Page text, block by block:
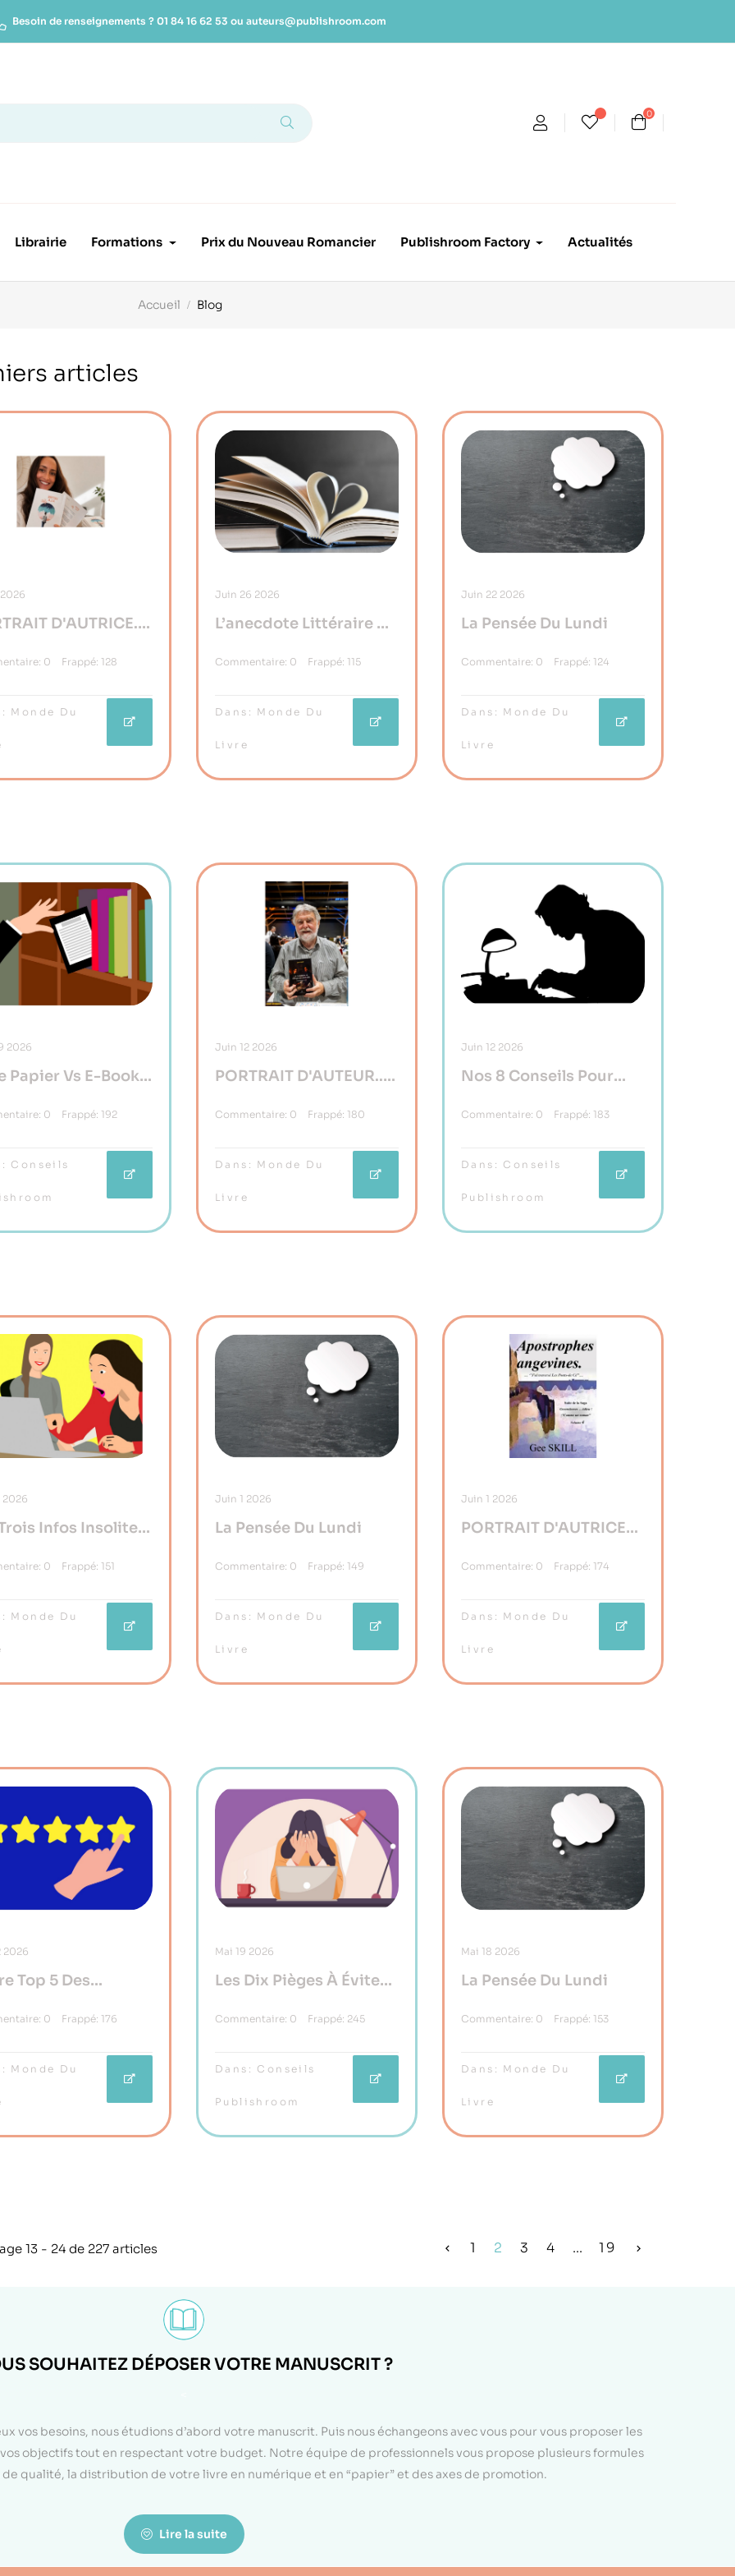
Besoin de renseignements ? 01 84 16 62 53 ou auteurs@publishroom.com
0
Librairie Formations Prix du Nouveau Romancier Publishroom Factory Actualités
Accueil Blog
articles
2026
D'AUTRICE...
À La
0 Frappé: 128
Monde Du
Juin 26 2026
L’anecdote Littéraire Du
Commentaire: 0 Frappé: 115
Dans: Monde Du
Livre
Juin 22 2026
La Pensée Du Lundi
Commentaire: 0 Frappé: 124
Dans: Monde Du
Livre
2026
Papier Vs E-Book :
0 Frappé: 192
Conseils
Juin 12 2026
PORTRAIT D'AUTEUR...
Briser Les Codes
Commentaire: 0 Frappé: 180
Dans: Monde Du
Livre
Juin 12 2026
Nos 8 Conseils Pour
Commentaire: 0 Frappé: 183
Dans: Conseils
Publishroom
2026
Infos Insolites
0 Frappé: 151
Monde Du
Juin 1 2026
La Pensée Du Lundi
Commentaire: 0 Frappé: 149
Dans: Monde Du
Livre
Juin 1 2026
PORTRAIT D'AUTRICE…
Au Croisement Des Arts
Commentaire: 0 Frappé: 174
Dans: Monde Du
Livre
2026
Top 5 Des
0 Frappé: 176
Monde Du
Mai 19 2026
Les Dix Pièges À Éviter
Commentaire: 0 Frappé: 245
Dans: Conseils
Publishroom
Mai 18 2026
La Pensée Du Lundi
Commentaire: 0 Frappé: 153
Dans: Monde Du
Livre
13 - 24 de 227 articles  1 2 3 4 ... 19 
SOUHAITEZ DÉPOSER VOTRE MANUSCRIT ?
vos besoins, nous étudions d’abord votre manuscrit. Puis nous échangeons avec vous pour vous proposer les
objectifs tout en respectant votre budget. Notre équipe de professionnels vous propose plusieurs formules
qualité, la distribution de votre livre en numérique et en “papier” et des axes de promotion.
Lire la suite